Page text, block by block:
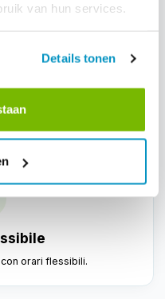
van hun services.
Details tonen
orari flessibili.